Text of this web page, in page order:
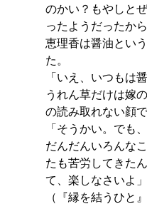
のかい？もやしと
ったようだったから
恵理香は醤油とい
た。
「いえ、いつもは
うれん草だけは嫁
の読み取れない顔で
「そうかい。でも
だんだんいろんな
たも苦労してきた
て、楽しなさいよ」
（『縁を結うひと